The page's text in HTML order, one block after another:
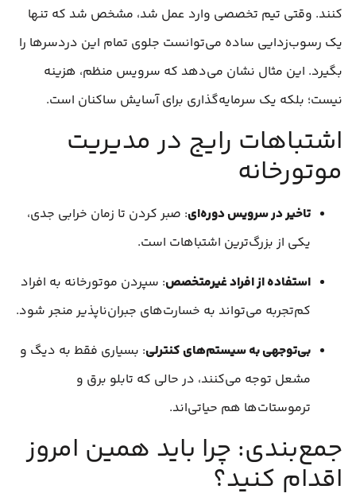
کنند. وقتی تیم تخصصی وارد عمل شد، مشخص شد که تنها
یک رسوب‌زدایی ساده می‌توانست جلوی تمام این دردسرها را
بگیرد. این مثال نشان می‌دهد که سرویس منظم، هزینه
نیست؛ بلکه یک سرمایه‌گذاری برای آسایش ساکنان است.
اشتباهات رایج در مدیریت
موتورخانه
تاخیر در سرویس دوره‌ای: صبر کردن تا زمان خرابی جدی،
یکی از بزرگ‌ترین اشتباهات است.
استفاده از افراد غیرمتخصص: سپردن موتورخانه به افراد
کم‌تجربه می‌تواند به خسارت‌های جبران‌ناپذیر منجر شود.
بی‌توجهی به سیستم‌های کنترلی: بسیاری فقط به دیگ و
مشعل توجه می‌کنند، در حالی که تابلو برق و
ترموستات‌ها هم حیاتی‌اند.
جمع‌بندی: چرا باید همین امروز
اقدام کنید؟